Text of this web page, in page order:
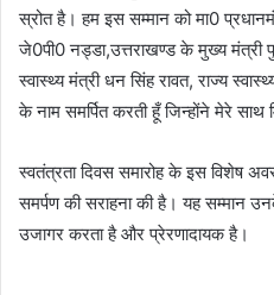
स्रोत है। हम इस सम्मान को मा0
जे0पी0 नड्डा,उत्तराखण्ड के मुख्य मंत्री
स्वास्थ्य मंत्री धन सिंह रावत, राज्य
के नाम समर्पित करती हूँ जिन्होंने मेरे साथ
स्वतंत्रता दिवस समारोह के इस विशेष
समर्पण की सराहना की है। यह सम्मान
उजागर करता है और प्रेरणादायक है।